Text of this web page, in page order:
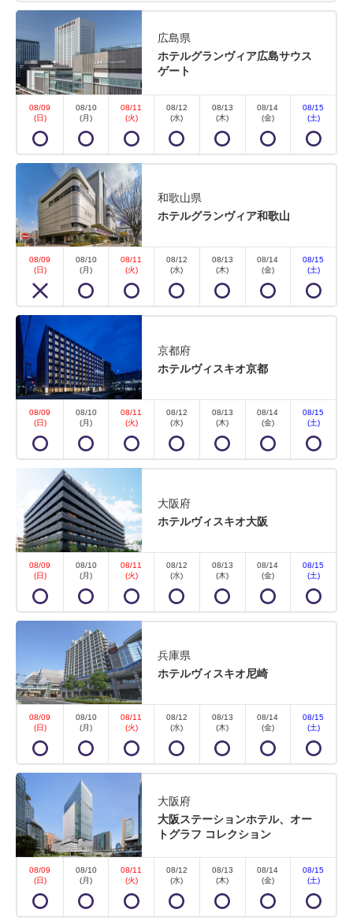
広島県
ホテルグランヴィア広島サウス
ゲート
08/09
(日)
08/10
(月)
08/11
(火)
08/12
(水)
08/13
(木)
08/14
(金)
08/15
(土)
和歌山県
ホテルグランヴィア和歌山
08/09
(日)
08/10
(月)
08/11
(火)
08/12
(水)
08/13
(木)
08/14
(金)
08/15
(土)
京都府
ホテルヴィスキオ京都
08/09
(日)
08/10
(月)
08/11
(火)
08/12
(水)
08/13
(木)
08/14
(金)
08/15
(土)
大阪府
ホテルヴィスキオ大阪
08/09
(日)
08/10
(月)
08/11
(火)
08/12
(水)
08/13
(木)
08/14
(金)
08/15
(土)
兵庫県
ホテルヴィスキオ尼崎
08/09
(日)
08/10
(月)
08/11
(火)
08/12
(水)
08/13
(木)
08/14
(金)
08/15
(土)
大阪府
大阪ステーションホテル、オー
トグラフ コレクション
08/09
(日)
08/10
(月)
08/11
(火)
08/12
(水)
08/13
(木)
08/14
(金)
08/15
(土)